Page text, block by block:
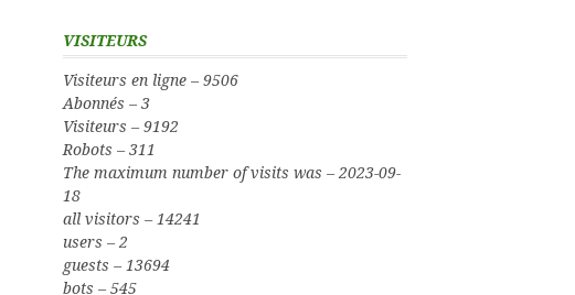
VISITEURS
Visiteurs en ligne – 9506
Abonnés – 3
Visiteurs – 9192
Robots – 311
The maximum number of visits was – 2023-09-
18
all visitors – 14241
users – 2
guests – 13694
bots – 545